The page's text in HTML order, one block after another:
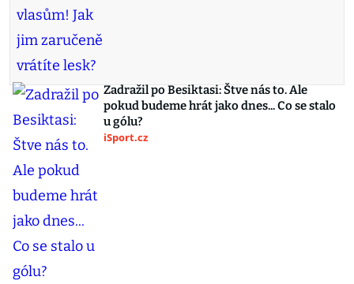
Zadražil po Besiktasi: Štve nás to. Ale
pokud budeme hrát jako dnes... Co se stalo
u gólu?
iSport.cz